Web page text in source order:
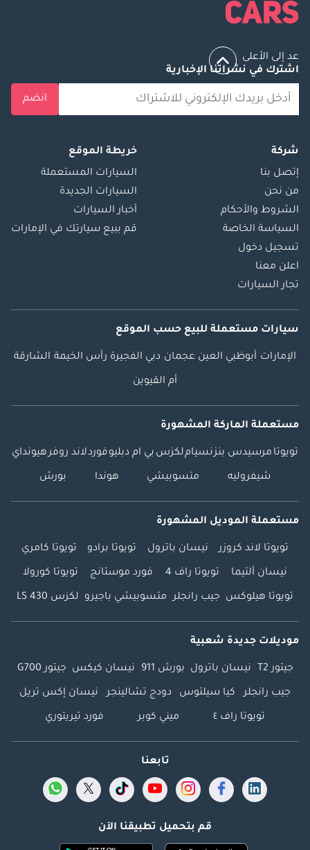
عد إلى الأعلى
اشترك في نشراتنا الإخبارية
انضم
شركة
إتصل بنا
من نحن
الشروط والأحكام
السياسة الخاصة
تسجيل دخول
اعلن معنا
تجار السيارات
خريطة الموقع
السيارات المستعملة
السيارات الجديدة
أخبار السيارات
قم ببيع سيارتك في الإمارات
سيارات مستعملة للبيع حسب الموقع
الإمارات أبوظبي العين عجمان دبي الفجيرة رأس الخيمة الشارقة
أم القيوين
مستعملة الماركة المشهورة
تويوتا مرسيدس بنزنسياملكزس بي ام دبليوفوردلاند روفرهيونداي
شيفروليه متسوبيشي هوندا بورش
مستعملة الموديل المشهورة
تويوتا لاند كروزر نيسان باترول تويوتا برادو تويوتا كامري
نيسان ألتيما تويوتا راف 4 فورد موستانج تويوتا كورولا
تويوتا هيلوكس جيب رانجلر متسوبيشي باجيرو لكزس LS 430
موديلات جديدة شعبية
جيتور T2 نيسان باترول بورش 911 نيسان كيكس جيتور G700
جيب رانجلر كيا سيلتوس دودج تشالينجر نيسان إكس تريل
تويوتا راف ٤ ميني كوبر فورد تيريتوري
تابعنا
قم بتحميل تطبيقنا الآن